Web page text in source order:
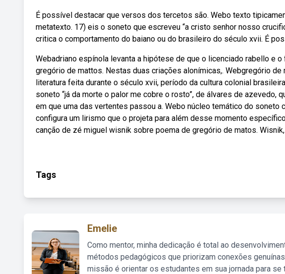
É possível destacar que versos dos tercetos são. Webo texto
metatexto. 17) eis o soneto que escreveu “a cristo senhor nosso
critica o comportamento do baiano ou do brasileiro do século xvii. É
Webadriano espínola levanta a hipótese de que o licenciado rabello e
gregório de mattos. Nestas duas criações alonímicas,. Webgregório
literatura feita durante o século xvii, período da cultura colonial
soneto “já da morte o palor me cobre o rosto”, de álvares de azevedo,
em que uma das vertentes passou a. Webo núcleo temático do soneto
configura um lirismo que o projeta para além desse momento
canção de zé miguel wisnik sobre poema de gregório de matos.
Tags
Emelie
Como mentor, minha dedicação é total ao
métodos pedagógicos que priorizam conexões
missão é orientar os estudantes em sua jornada para